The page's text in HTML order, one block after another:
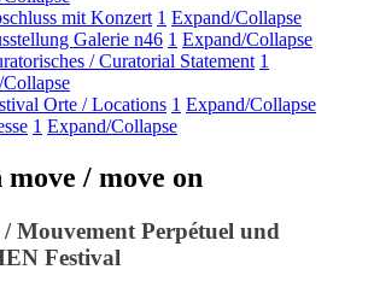
mit Konzert 1 Expand/Collapse
Galerie n46 1 Expand/Collapse
/ Curatorial Statement 1
Orte / Locations 1 Expand/Collapse
1 Expand/Collapse
/ move on
Mouvement Perpétuel und
Festival